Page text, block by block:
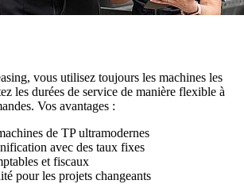
vous utilisez toujours les machines les
les durées de service de manière flexible à
Vos avantages :
de TP ultramodernes
avec des taux fixes
et fiscaux
pour les projets changeants